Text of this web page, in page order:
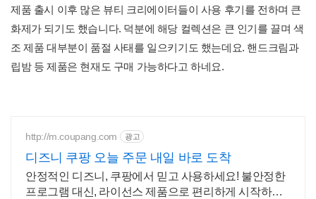
제품 출시 이후 많은 뷰티 크리에이터들이 사용 후기를 전하며 큰
화제가 되기도 했습니다. 덕분에 해당 컬렉션은 큰 인기를 끌며 색
조 제품 대부분이 품절 사태를 일으키기도 했는데요. 핸드크림과
립밤 등 제품은 현재도 구매 가능하다고 하네요.
http://m.coupang.com 광고
디즈니 쿠팡 오늘 주문 내일 바로 도착
안정적인 디즈니, 쿠팡에서 믿고 사용하세요! 불안정한
프로그램 대신, 라이선스 제품으로 편리하게 시작하세